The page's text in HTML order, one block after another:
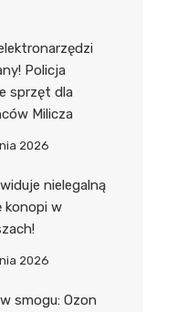
Policja
sprzęt dla
Milicza
2026
nielegalną
konopi w
2026
smogu: Ozon